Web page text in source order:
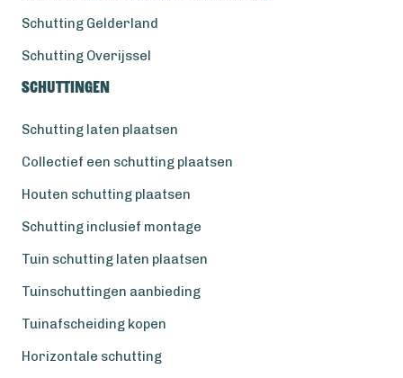
Schutting Gelderland
Schutting Overijssel
Schuttingen
Schutting laten plaatsen
Collectief een schutting plaatsen
Houten schutting plaatsen
Schutting inclusief montage
Tuin schutting laten plaatsen
Tuinschuttingen aanbieding
Tuinafscheiding kopen
Horizontale schutting